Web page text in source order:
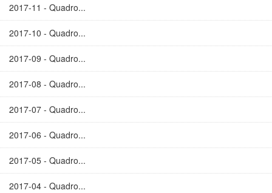
2017-11 - Quadro...
2017-10 - Quadro...
2017-09 - Quadro...
2017-08 - Quadro...
2017-07 - Quadro...
2017-06 - Quadro...
2017-05 - Quadro...
2017-04 - Quadro...